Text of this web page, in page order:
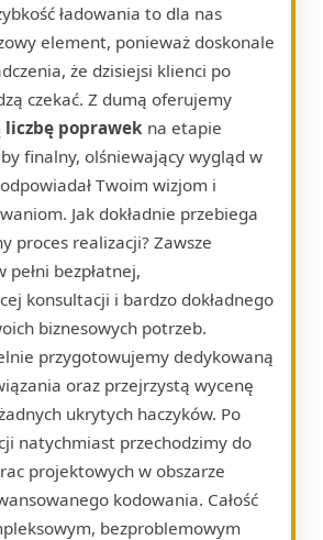
ładowania to dla nas
element, ponieważ doskonale
że dzisiejsi klienci po
czekać. Z dumą oferujemy
poprawek na etapie
finalny, olśniewający wygląd w
Twoim wizjom i
Jak dokładnie przebiega
proces realizacji? Zawsze
pełni bezpłatnej,
konsultacji i bardzo dokładnego
biznesowych potrzeb.
przygotowujemy dedykowaną
oraz przejrzystą wycenę
ukrytych haczyków. Po
natychmiast przechodzimy do
projektowych w obszarze
kodowania. Całość
bezproblemowym